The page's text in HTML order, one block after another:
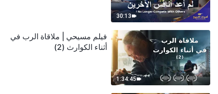
30:13
1:34:45
فيلم مسيحي | ملاقاة الرب في
أثناء الكوارث (2)